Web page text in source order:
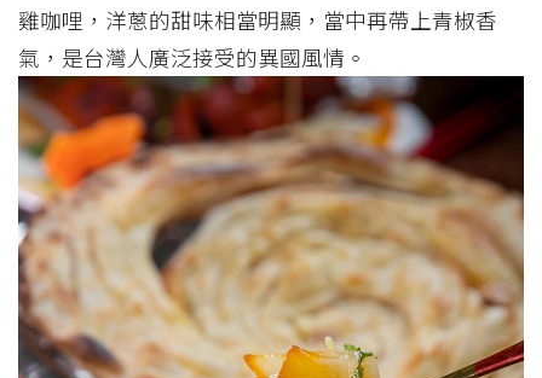
雞咖哩，洋蔥的甜味相當明顯，當中再帶上青椒香
氣，是台灣人廣泛接受的異國風情。